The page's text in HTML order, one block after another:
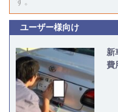
ユーザー様向け
新
費